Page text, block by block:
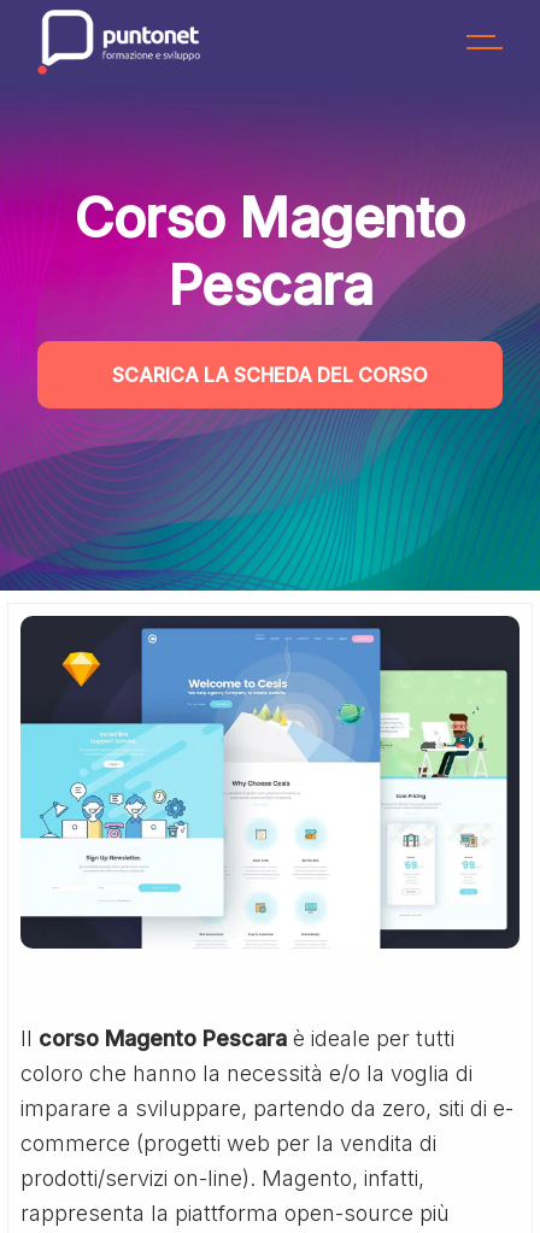
content
Corso Magento
Pescara
SCARICA LA SCHEDA DEL CORSO
Il corso Magento Pescara è ideale per tutti
coloro che hanno la necessità e/o la voglia di
imparare a sviluppare, partendo da zero, siti di e-
commerce (progetti web per la vendita di
prodotti/servizi on-line). Magento, infatti,
rappresenta la piattforma open-source più